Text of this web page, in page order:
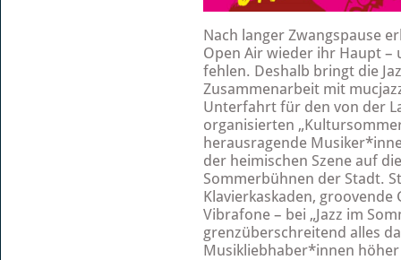
Nach langer Zwangspause
Open Air wieder ihr Haupt –
fehlen. Deshalb bringt die
Zusammenarbeit mit
Unterfahrt für den von der
organisierten
herausragende
der heimischen Szene auf
Sommerbühnen der Stadt.
Klavierkaskaden,
Vibrafone – bei „Jazz im
grenzüberschreitend alles
Musikliebhaber*innen höher